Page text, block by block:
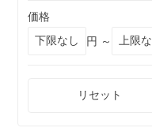
価格
円 ～
リセット